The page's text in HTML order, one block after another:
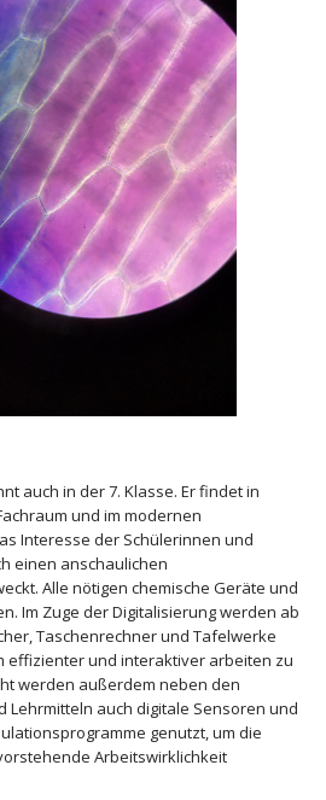
auch in der 7. Klasse. Er findet in
und im modernen
Interesse der Schülerinnen und
einen anschaulichen
Alle nötigen chemische Geräte und
Im Zuge der Digitalisierung werden ab
Taschenrechner und Tafelwerke
effizienter und interaktiver arbeiten zu
werden außerdem neben den
Lehrmitteln auch digitale Sensoren und
genutzt, um die
Arbeitswirklichkeit